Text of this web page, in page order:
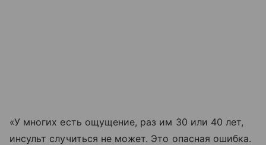
«У многих есть ощущение, раз им 30 или 40 лет,
инсульт случиться не может. Это опасная ошибка.